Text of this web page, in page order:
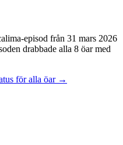
episod från 31 mars 2026
drabbade alla 8 öar med
för alla öar→